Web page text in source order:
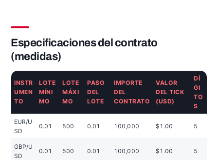
Especificaciones del contrato
(medidas)
INSTR
UMEN
TO
LOTE
MÍNI
MO
LOTE
MÁXI
MO
PASO
DEL
LOTE
IMPORTE
DEL
CONTRATO
VALOR
DEL TICK
(USD)
DÍ
GI
TO
S
EUR/U
SD
0.01 500 0.01 100,000 $1.00 5
GBP/U
SD
0.01 500 0.01 100,000 $1.00 5